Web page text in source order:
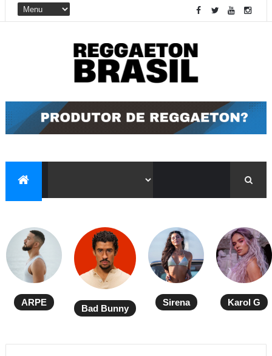
ARPE
Bad Bunny
Sirena Karol G